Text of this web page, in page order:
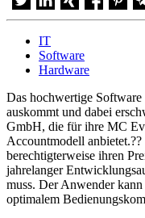
IT
Software
Hardware
Das hochwertige Software
auskommt und dabei
GmbH, die für ihre MC
Accountmodell
berechtigterweise ihren
jahrelanger
muss. Der Anwender
optimalem